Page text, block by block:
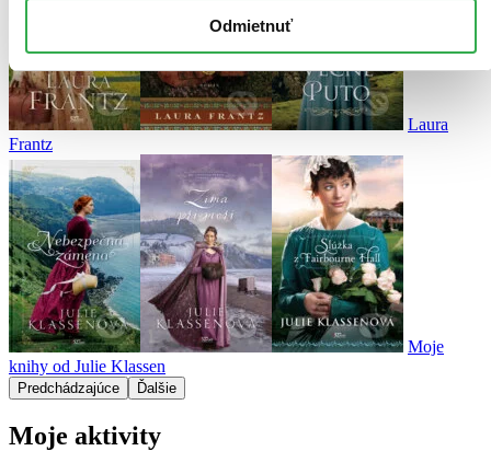
Odmietnuť
Laura
Frantz
Moje
knihy od Julie Klassen
Predchádzajúce Ďalšie
Moje aktivity